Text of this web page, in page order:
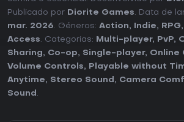
Publicado por Diorite Games. Data de
mar. 2026. Géneros: Action, Indie, RPG,
Access. Categorias: Multi-player, PvP,
Sharing, Co-op, Single-player, Online
Volume Controls, Playable without
Anytime, Stereo Sound , Camera
Sound .